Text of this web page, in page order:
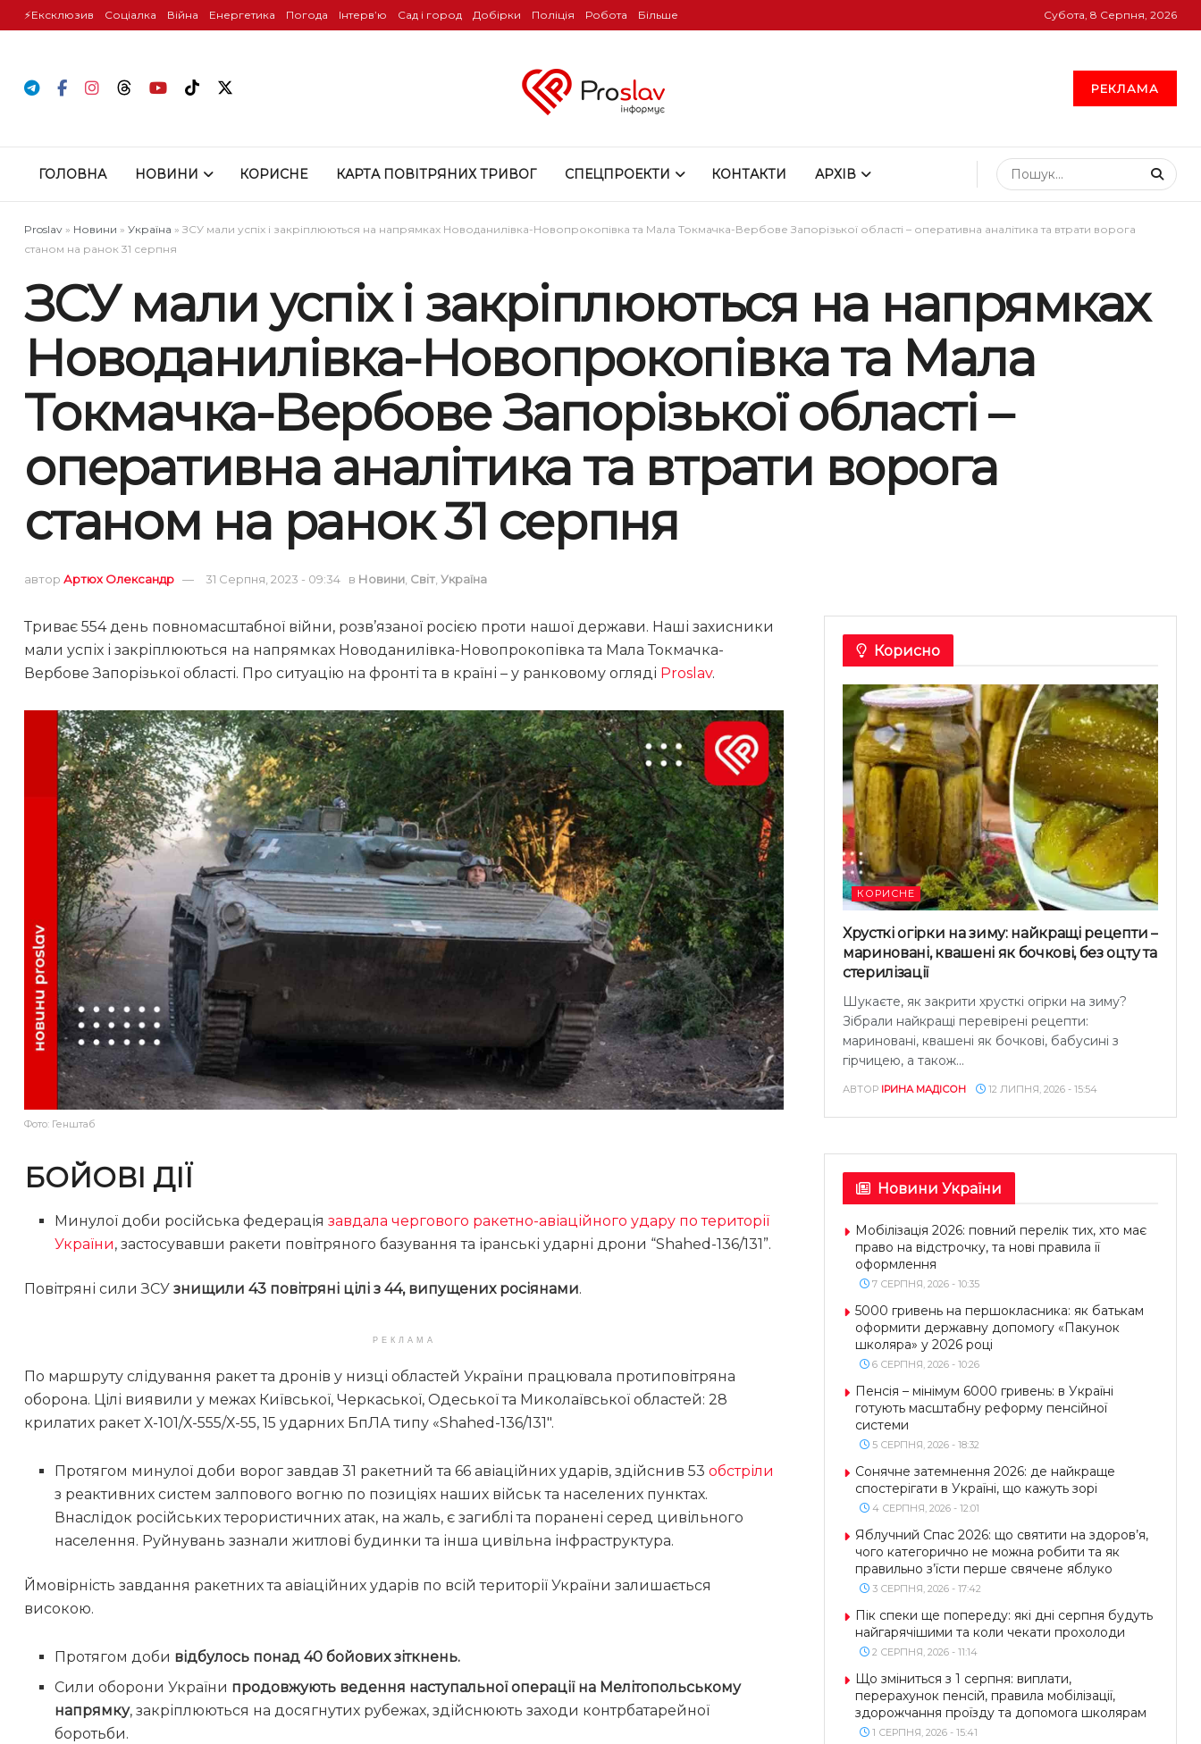
⚡️Ексклюзив Соціалка Війна Енергетика Погода Інтервʼю Сад і город Добірки Поліція Робота Більше Субота, 8 Серпня, 2026
РЕКЛАМА
ГОЛОВНА НОВИНИ КОРИСНЕ КАРТА ПОВІТРЯНИХ ТРИВОГ СПЕЦПРОЕКТИ КОНТАКТИ АРХІВ
Proslav » Новини » Україна » ЗСУ мали успіх і закріплюються на напрямках Новоданилівка-Новопрокопівка та Мала Токмачка-Вербове Запорізької області – оперативна аналітика та втрати ворога
станом на ранок 31 серпня
ЗСУ мали успіх і закріплюються на напрямках
Новоданилівка-Новопрокопівка та Мала
Токмачка-Вербове Запорізької області –
оперативна аналітика та втрати ворога
станом на ранок 31 серпня
автор Артюх Олександр 31 Серпня, 2023 - 09:34 в Новини, Світ, Україна
Триває 554 день повномасштабної війни, розв’язаної росією проти нашої держави. Наші захисники
мали успіх і закріплюються на напрямках Новоданилівка-Новопрокопівка та Мала Токмачка-
Вербове Запорізької області. Про ситуацію на фронті та в країні – у ранковому огляді Proslav.
Фото: Генштаб
БОЙОВІ ДІЇ
Минулої доби російська федерація завдала чергового ракетно-авіаційного удару по території
України, застосувавши ракети повітряного базування та іранські ударні дрони “Shahed-136/131”.
Повітряні сили ЗСУ знищили 43 повітряні цілі з 44, випущених росіянами.
РЕКЛАМА
По маршруту слідування ракет та дронів у низці областей України працювала протиповітряна
оборона. Цілі виявили у межах Київської, Черкаської, Одеської та Миколаївської областей: 28
крилатих ракет Х-101/Х-555/Х-55, 15 ударних БпЛА типу «Shahed-136/131″.
Протягом минулої доби ворог завдав 31 ракетний та 66 авіаційних ударів, здійснив 53обстріли
з реактивних систем залпового вогню по позиціях наших військ та населених пунктах.
Внаслідок російських терористичних атак, на жаль, є загиблі та поранені серед цивільного
населення. Руйнувань зазнали житлові будинки та інша цивільна інфраструктура.
Ймовірність завдання ракетних та авіаційних ударів по всій території України залишається
високою.
Протягом доби відбулось понад 40 бойових зіткнень.
Сили оборони України продовжують ведення наступальної операції на Мелітопольському
напрямку, закріплюються на досягнутих рубежах, здійснюють заходи контрбатарейної
боротьби.
Корисно
КОРИСНЕ
Хрусткі огірки на зиму: найкращі рецепти –
мариновані, квашені як бочкові, без оцту та
стерилізації
Шукаєте, як закрити хрусткі огірки на зиму?
Зібрали найкращі перевірені рецепти:
мариновані, квашені як бочкові, бабусині з
гірчицею, а також...
АВТОР ІРИНА МАДІСОН 12 ЛИПНЯ, 2026 - 15:54
Новини України
Мобілізація 2026: повний перелік тих, хто має
право на відстрочку, та нові правила її
оформлення
7 СЕРПНЯ, 2026 - 10:35
5000 гривень на першокласника: як батькам
оформити державну допомогу «Пакунок
школяра» у 2026 році
6 СЕРПНЯ, 2026 - 10:26
Пенсія – мінімум 6000 гривень: в Україні
готують масштабну реформу пенсійної
системи
5 СЕРПНЯ, 2026 - 18:32
Сонячне затемнення 2026: де найкраще
спостерігати в Україні, що кажуть зорі
4 СЕРПНЯ, 2026 - 12:01
Яблучний Спас 2026: що святити на здоров’я,
чого категорично не можна робити та як
правильно з’їсти перше свячене яблуко
3 СЕРПНЯ, 2026 - 17:42
Пік спеки ще попереду: які дні серпня будуть
найгарячішими та коли чекати прохолоди
2 СЕРПНЯ, 2026 - 11:14
Що зміниться з 1 серпня: виплати,
перерахунок пенсій, правила мобілізації,
здорожчання проїзду та допомога школярам
1 СЕРПНЯ, 2026 - 15:41